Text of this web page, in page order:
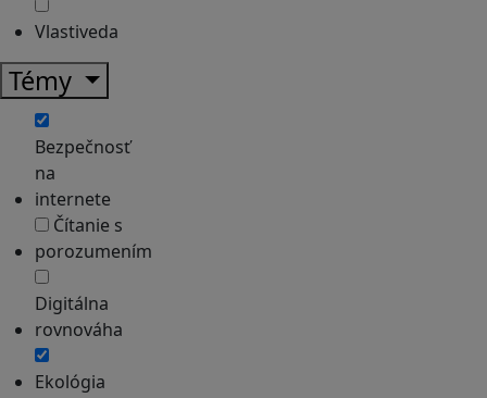
Vlastiveda
Témy
Bezpečnosť
na
internete
Čítanie s
porozumením
Digitálna
rovnováha
Ekológia